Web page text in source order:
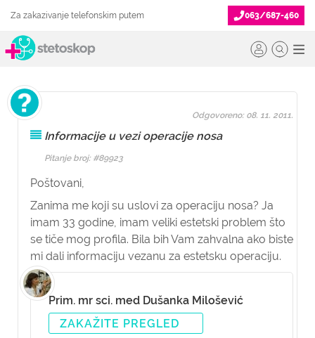
Za zakazivanje telefonskim putem 063/687-460
Informacije u vezi operacije nosa
Pitanje broj: #89923
Poštovani,
Zanima me koji su uslovi za operaciju nosa? Ja
imam 33 godine, imam veliki estetski problem što
se tiče mog profila. Bila bih Vam zahvalna ako biste
mi dali informaciju vezanu za estetsku operaciju.
Odgovoreno: 08. 11. 2011.
Prim. mr sci. med Dušanka Milošević
ZAKAŽITE PREGLED